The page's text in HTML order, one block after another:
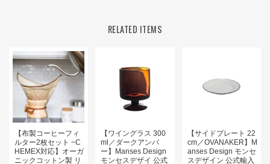
RELATED ITEMS
【布製コーヒーフィ
ルター2枚セット −C
HEMEX対応】オーガ
ニックコットン製 リ
【ワイングラス 300
ml／ダークアンバ
ー】Manses Design
モンセスデザイ 公式
【サイドプレート 22
cm／OVANAKER】M
anses Design モンセ
スデザイン 公式輸入